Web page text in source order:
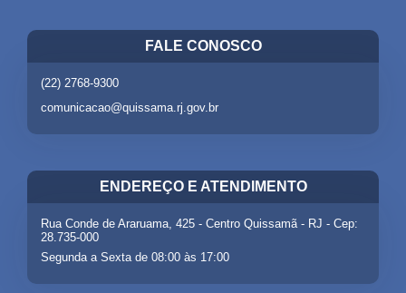
FALE CONOSCO
(22) 2768-9300
comunicacao@quissama.rj.gov.br
ENDEREÇO E ATENDIMENTO
Rua Conde de Araruama, 425 - Centro Quissamã - RJ - Cep:
28.735-000
Segunda a Sexta de 08:00 às 17:00